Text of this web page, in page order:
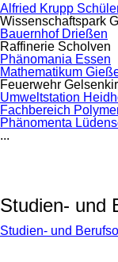
Alfried Krupp
Wissenschaftspark
Bauernhof Drießen
Raffinerie Scholven
Phänomania Essen
Mathematikum
Feuerwehr
Umweltstation
Fachbereich
Phänomenta
...
Studien- und
Studien- und